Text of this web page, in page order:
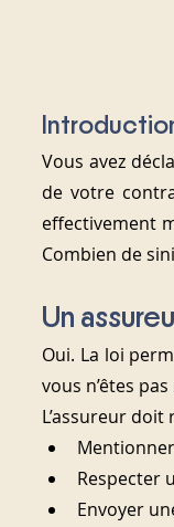
Vous avez
de votre
effectivement
Combien de
Un
Oui. La loi
vous n’êtes
L’assureur
Respecter
Envoyer